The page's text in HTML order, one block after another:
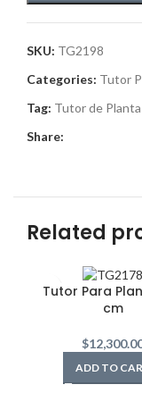
SKU: TG2198
Categories: Tutor
Tag: Tutor de
Share:
Related
Tutor Para
cm
$
ADD TO